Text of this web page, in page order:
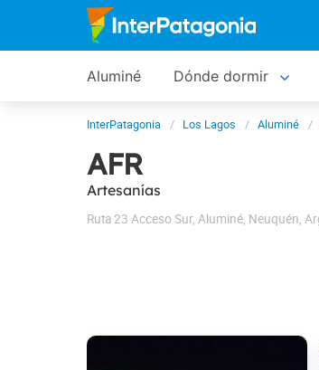
Aluminé Dónde dormir
InterPatagonia Los Lagos Aluminé
AFR
Artesanías
Ruta 23 Acceso Sur, Aluminé Neuquén